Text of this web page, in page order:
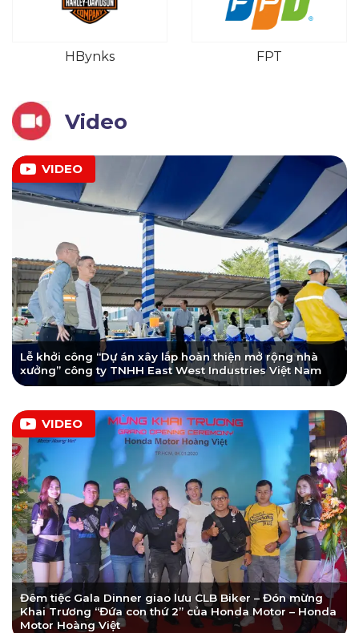
HBynks FPT
Video
VIDEO
Lễ khởi công “Dự án xây lắp hoàn thiện mở rộng nhà
xưởng” công ty TNHH East West Industries Việt Nam
VIDEO
Đêm tiệc Gala Dinner giao lưu CLB Biker – Đón mừng
Khai Trương “Đứa con thứ 2” của Honda Motor – Honda
Motor Hoàng Việt